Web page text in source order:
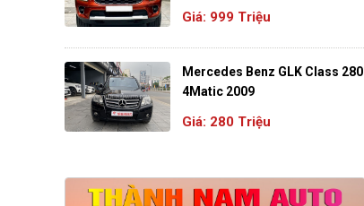
Giá: 999 Triệu
Mercedes Benz GLK Class 280
4Matic 2009
Giá: 280 Triệu